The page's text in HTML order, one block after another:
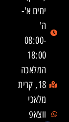
ימים א'-
ה'
08:00-
18:00
המלאכה
18, קרית
מלאכי
ווצאפ